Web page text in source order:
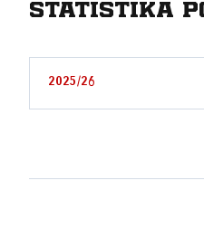
Statistika
2025/26